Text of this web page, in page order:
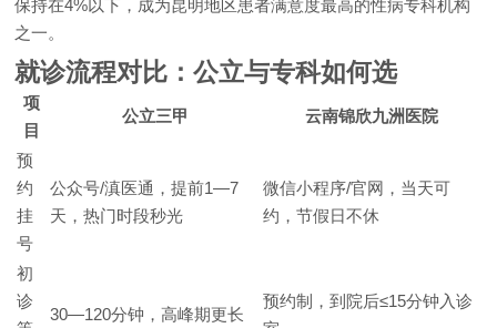
保持在4%以下，成为昆明地区患者满意度最高的性病专科机构
之一。
就诊流程对比：公立与专科如何选
项
目
公立三甲 云南锦欣九洲医院
预
约
挂
号
公众号/滇医通，提前1—7
天，热门时段秒光
微信小程序/官网，当天可
约，节假日不休
初
诊
30—120分钟，高峰期更长
预约制，到院后≤15分钟入诊